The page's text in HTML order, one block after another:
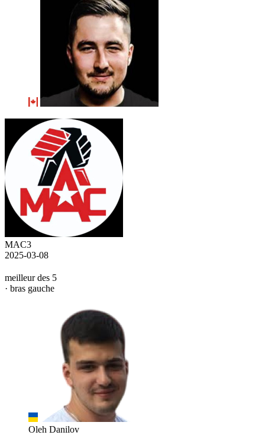
MAC3
2025-03-08
meilleur des 5
· bras gauche
Oleh Danilov